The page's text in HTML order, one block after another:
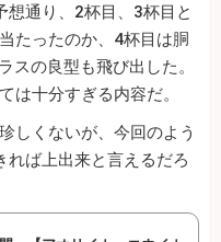
通り、2杯目、3杯目と
たったのか、4杯目は胴
の良型も飛び出した。
は十分すぎる内容だ。
しくないが、今回のよう
れば上出来と言えるだろ